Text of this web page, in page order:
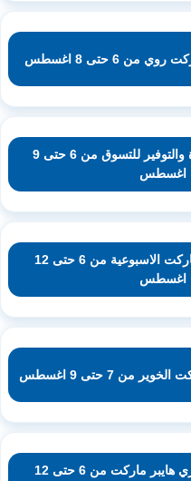
من 6 حتى 8 اغسطس
عروض مركز الجودة والتوفير للتسوق من 6 حتى 9
اغسطس
عروض لولو هايبر ماركت الاسبوعية من 6 حتى 12
اغسطس
من 7 حتى 9 اغسطس
عروض مركز العامري هايبر ماركت من 6 حتى 12